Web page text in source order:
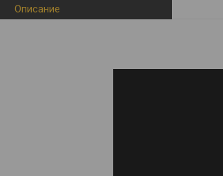
Описание